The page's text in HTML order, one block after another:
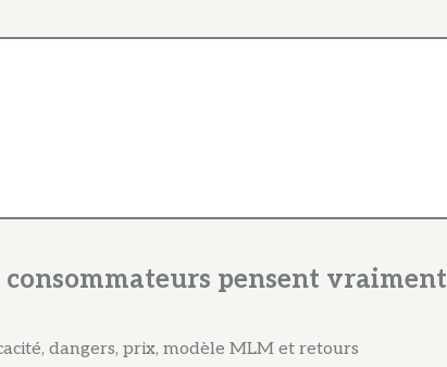
pensent vraiment
dangers, prix, modèle MLM et retours